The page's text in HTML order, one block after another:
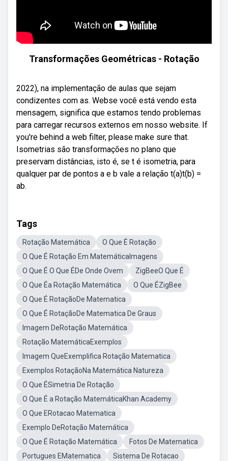
Transformações Geométricas - Rotação
2022), na implementação de aulas que sejam
condizentes com as. Webse você está vendo esta
mensagem, significa que estamos tendo problemas
para carregar recursos externos em nosso website. If
you're behind a web filter, please make sure that.
Isometrias são transformações no plano que
preservam distâncias, isto é, se t é isometria, para
qualquer par de pontos a e b vale a relação t(a)t(b) =
ab.
Tags
Rotação Matemática
O Que É Rotação
O Que É Rotação Em MatemáticaImagens
O Que É O Que ÉDe Onde Ovem
ZigBeeO Que É
O Que Éa Rotação Matemática
O Que ÉZigBee
O Que É RotaçãoDe Matematica
O Que É RotaçãoDe Matematica De Graus
Imagem DeRotação Matemática
Rotação MatemáticaExemplos
Imagem QueExemplifica Rotação Matematica
Exemplos RotaçãoNa Matemática Natureza
O Que ÉSimetria De Rotação
O Que É a Rotação MatemáticaKhan Academy
O Que ERotacao Matematica
Exemplo DeRotação Matemática
O Que É Rotação Matemática
Fotos De Matematica
Portugues EMatematica
Sistema De Rotacao